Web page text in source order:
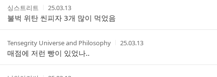
작
성
자
싱스트리트
작
성
시
간
25.03.13
불벅 위탄 씬피자 3개 많이 먹었음
작
성
자
Tensegrity Universe and Philosophy
작
간
25.03.13
매점에 저런 빵이 있었나..